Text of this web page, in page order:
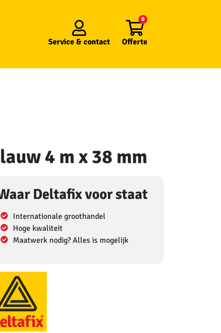
Service & contact Offerte
0
4 m x 38 mm
Deltafix voor staat
Internationale groothandel
Hoge kwaliteit
Maatwerk nodig? Alles is mogelijk